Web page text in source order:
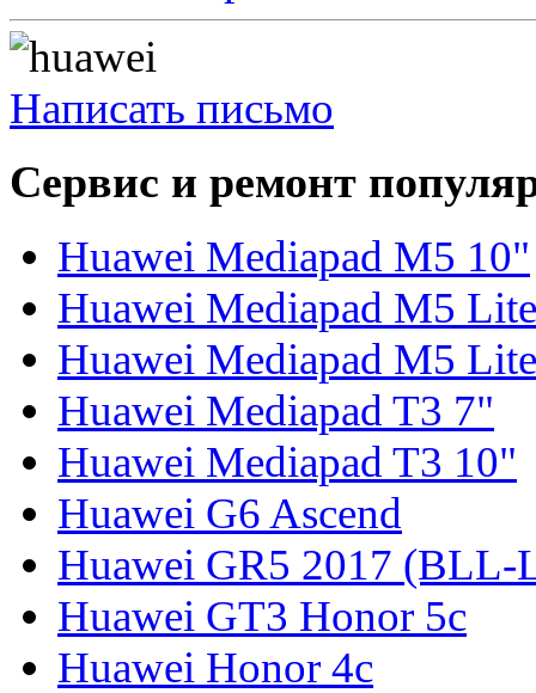
Написать письмо
Сервис и ремонт
Huawei Mediapad M5 10"
Huawei Mediapad M5
Huawei Mediapad M5
Huawei Mediapad T3 7"
Huawei Mediapad T3 10"
Huawei G6 Ascend
Huawei GR5 2017 (BLL-
Huawei GT3 Honor 5c
Huawei Honor 4c